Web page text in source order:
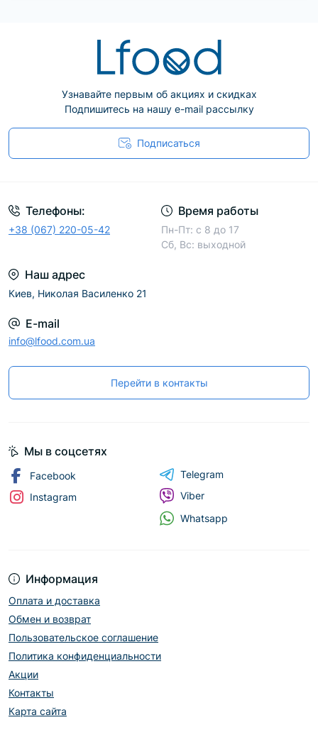
Узнавайте первым об акциях и скидках
Подпишитесь на нашу e-mail рассылку
Подписаться
Телефоны:
+38 (067) 220-05-42
Время работы
Пн-Пт: с 8 до 17
Сб, Вс: выходной
Наш адрес
Киев, Николая Василенко 21
E-mail
info@lfood.com.ua
Перейти в контакты
Информация
Оплата и доставка
Обмен и возврат
Пользовательское соглашение
Политика конфиденциальности
Акции
Контакты
Карта сайта
Мы в соцсетях
Facebook
Instagram
Telegram
Viber
Whatsapp